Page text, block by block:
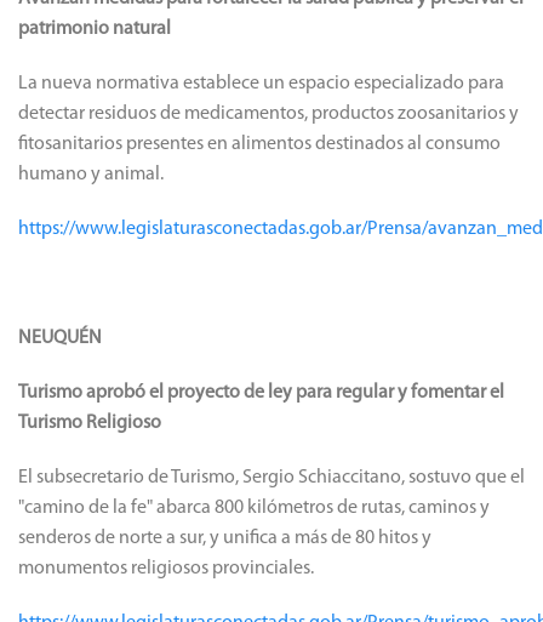
patrimonio natural
La nueva normativa establece un espacio especializado para
detectar residuos de medicamentos, productos zoosanitarios y
fitosanitarios presentes en alimentos destinados al consumo
humano y animal.
https://www.legislaturasconectadas.gob.ar/Prensa/
NEUQUÉN
Turismo aprobó el proyecto de ley para regular y fomentar el
Turismo Religioso
El subsecretario de Turismo, Sergio Schiaccitano, sostuvo que el
"camino de la fe" abarca 800 kilómetros de rutas, caminos y
senderos de norte a sur, y unifica a más de 80 hitos y
monumentos religiosos provinciales.